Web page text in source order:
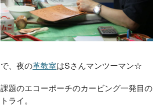
で、夜の革教室はSさんマンツーマン☆
課題のエコーポーチのカービング一発目の
トライ。